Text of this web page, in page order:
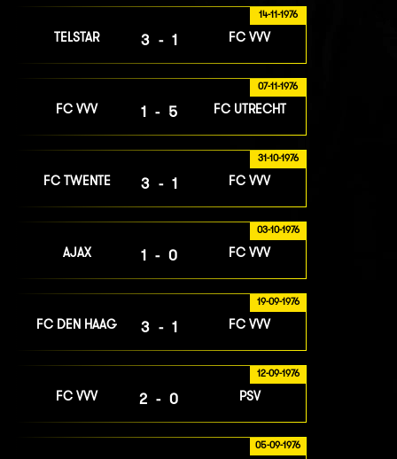
14-11-1976
TELSTAR 3-1 FC VVV
07-11-1976
FC VVV 1-5 FC UTRECHT
31-10-1976
FC TWENTE 3-1 FC VVV
03-10-1976
AJAX 1-0 FC VVV
19-09-1976
FC DEN HAAG 3-1 FC VVV
12-09-1976
FC VVV 2-0 PSV
05-09-1976